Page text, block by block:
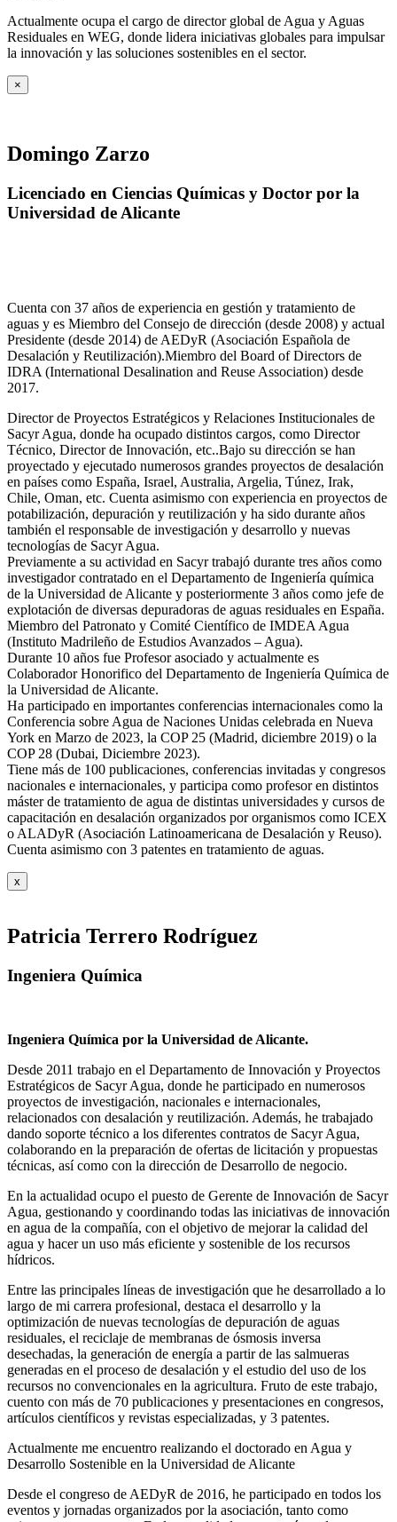
Actualmente ocupa el cargo de director global de Agua y Aguas
Residuales en WEG, donde lidera iniciativas globales para impulsar
la innovación y las soluciones sostenibles en el sector.
×
Domingo Zarzo
Licenciado en Ciencias Químicas y Doctor por la
Universidad de Alicante
Cuenta con 37 años de experiencia en gestión y tratamiento de
aguas y es Miembro del Consejo de dirección (desde 2008) y actual
Presidente (desde 2014) de AEDyR (Asociación Española de
Desalación y Reutilización).Miembro del Board of Directors de
IDRA (International Desalination and Reuse Association) desde
2017.
Director de Proyectos Estratégicos y Relaciones Institucionales de
Sacyr Agua, donde ha ocupado distintos cargos, como Director
Técnico, Director de Innovación, etc..Bajo su dirección se han
proyectado y ejecutado numerosos grandes proyectos de desalación
en países como España, Israel, Australia, Argelia, Túnez, Irak,
Chile, Oman, etc. Cuenta asimismo con experiencia en proyectos de
potabilización, depuración y reutilización y ha sido durante años
también el responsable de investigación y desarrollo y nuevas
tecnologías de Sacyr Agua.
Previamente a su actividad en Sacyr trabajó durante tres años como
investigador contratado en el Departamento de Ingeniería química
de la Universidad de Alicante y posteriormente 3 años como jefe de
explotación de diversas depuradoras de aguas residuales en España.
Miembro del Patronato y Comité Científico de IMDEA Agua
(Instituto Madrileño de Estudios Avanzados – Agua).
Durante 10 años fue Profesor asociado y actualmente es
Colaborador Honorifico del Departamento de Ingeniería Química de
la Universidad de Alicante.
Ha participado en importantes conferencias internacionales como la
Conferencia sobre Agua de Naciones Unidas celebrada en Nueva
York en Marzo de 2023, la COP 25 (Madrid, diciembre 2019) o la
COP 28 (Dubai, Diciembre 2023).
Tiene más de 100 publicaciones, conferencias invitadas y congresos
nacionales e internacionales, y participa como profesor en distintos
máster de tratamiento de agua de distintas universidades y cursos de
capacitación en desalación organizados por organismos como ICEX
o ALADyR (Asociación Latinoamericana de Desalación y Reuso).
Cuenta asimismo con 3 patentes en tratamiento de aguas.
x
Patricia Terrero Rodríguez
Ingeniera Química
Ingeniera Química por la Universidad de Alicante.
Desde 2011 trabajo en el Departamento de Innovación y Proyectos
Estratégicos de Sacyr Agua, donde he participado en numerosos
proyectos de investigación, nacionales e internacionales,
relacionados con desalación y reutilización. Además, he trabajado
dando soporte técnico a los diferentes contratos de Sacyr Agua,
colaborando en la preparación de ofertas de licitación y propuestas
técnicas, así como con la dirección de Desarrollo de negocio.
En la actualidad ocupo el puesto de Gerente de Innovación de Sacyr
Agua, gestionando y coordinando todas las iniciativas de innovación
en agua de la compañía, con el objetivo de mejorar la calidad del
agua y hacer un uso más eficiente y sostenible de los recursos
hídricos.
Entre las principales líneas de investigación que he desarrollado a lo
largo de mi carrera profesional, destaca el desarrollo y la
optimización de nuevas tecnologías de depuración de aguas
residuales, el reciclaje de membranas de ósmosis inversa
desechadas, la generación de energía a partir de las salmueras
generadas en el proceso de desalación y el estudio del uso de los
recursos no convencionales en la agricultura. Fruto de este trabajo,
cuento con más de 70 publicaciones y presentaciones en congresos,
artículos científicos y revistas especializadas, y 3 patentes.
Actualmente me encuentro realizando el doctorado en Agua y
Desarrollo Sostenible en la Universidad de Alicante
Desde el congreso de AEDyR de 2016, he participado en todos los
eventos y jornadas organizados por la asociación, tanto como